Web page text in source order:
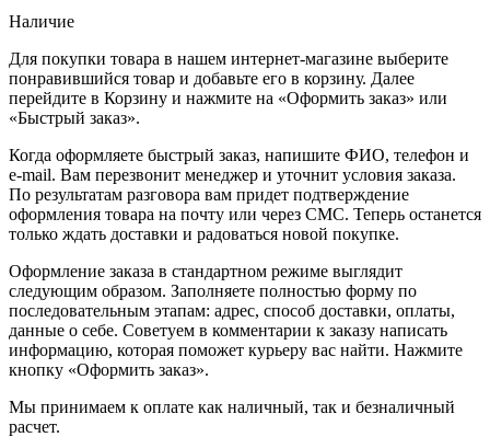
Наличие
Для покупки товара в нашем интернет-магазине выберите
понравившийся товар и добавьте его в корзину. Далее
перейдите в Корзину и нажмите на «Оформить заказ» или
«Быстрый заказ».
Когда оформляете быстрый заказ, напишите ФИО, телефон и
e-mail. Вам перезвонит менеджер и уточнит условия заказа.
По результатам разговора вам придет подтверждение
оформления товара на почту или через СМС. Теперь останется
только ждать доставки и радоваться новой покупке.
Оформление заказа в стандартном режиме выглядит
следующим образом. Заполняете полностью форму по
последовательным этапам: адрес, способ доставки, оплаты,
данные о себе. Советуем в комментарии к заказу написать
информацию, которая поможет курьеру вас найти. Нажмите
кнопку «Оформить заказ».
Мы принимаем к оплате как наличный, так и безналичный
расчет.